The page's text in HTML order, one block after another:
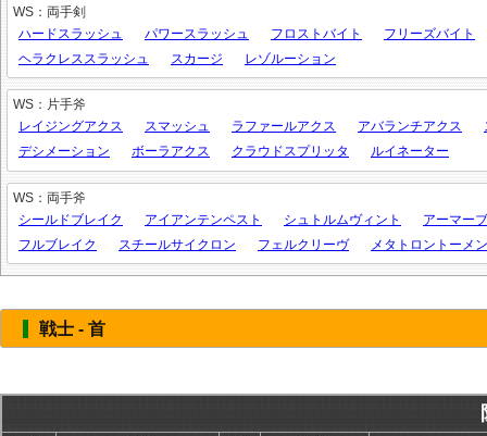
WS：両手剣
ハードスラッシュ
パワースラッシュ フロストバイト
フリーズバイト
ヘラクレススラッシュ
スカージ レゾルーション
WS：片手斧
レイジングアクス
スマッシュ ラファールアクス アバランチアクス
デシメーション
ボーラアクス クラウドスプリッタ ルイネーター
WS：両手斧
シールドブレイク
アイアンテンペスト シュトルムヴィント
アーマー
フルブレイク
スチールサイクロン フェルクリーヴ メタトロントーメ
戦士 - 首